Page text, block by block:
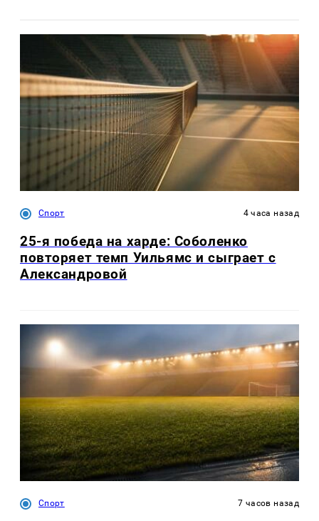
Спорт 4 часа назад
25-я победа на харде: Соболенко
повторяет темп Уильямс и сыграет с
Александровой
Спорт 7 часов назад